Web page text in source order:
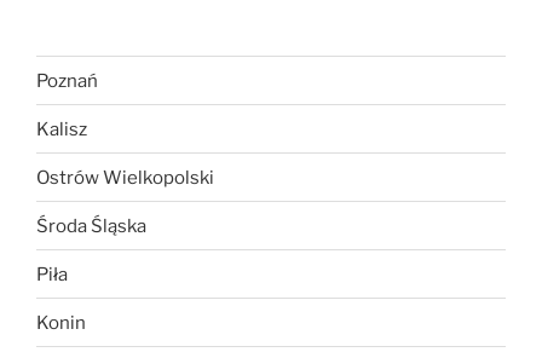
Poznań
Kalisz
Ostrów Wielkopolski
Środa Śląska
Piła
Konin